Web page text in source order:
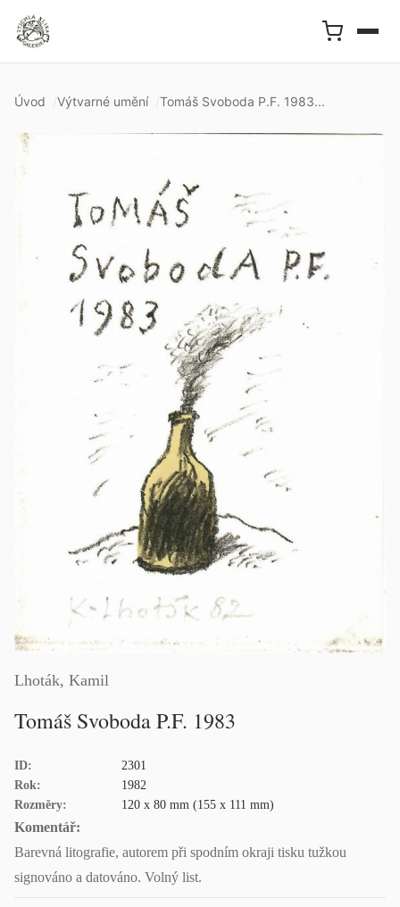
Úvod Výtvarné umění Tomáš Svoboda P.F. 1983...
Lhoták, Kamil
Tomáš Svoboda P.F. 1983
ID:
2301
Rok:
1982
Rozměry:
120 x 80 mm (155 x 111 mm)
Komentář:
Barevná litografie, autorem při spodním okraji tisku tužkou
signováno a datováno. Volný list.